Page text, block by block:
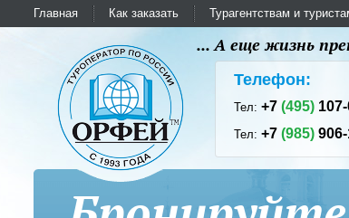
Главная Как заказать Турагентствам и
... А еще жизнь
Телефон:
Тел:+7(495)
Тел:+7(985)